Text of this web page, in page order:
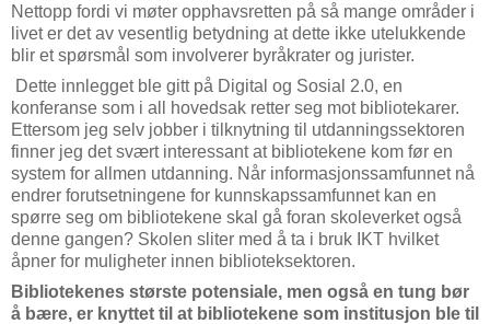
Nettopp fordi vi møter opphavsretten på så mange områder i
livet er det av vesentlig betydning at dette ikke utelukkende
blir et spørsmål som involverer byråkrater og jurister.
Dette innlegget ble gitt på Digital og Sosial 2.0, en
konferanse som i all hovedsak retter seg mot bibliotekarer.
Ettersom jeg selv jobber i tilknytning til utdanningssektoren
finner jeg det svært interessant at bibliotekene kom før en
system for allmen utdanning. Når informasjonssamfunnet nå
endrer forutsetningene for kunnskapssamfunnet kan en
spørre seg om bibliotekene skal gå foran skoleverket også
denne gangen? Skolen sliter med å ta i bruk IKT hvilket
åpner for muligheter innen biblioteksektoren.
Bibliotekenes største potensiale, men også en tung bør
å bære, er knyttet til at bibliotekene som institusjon ble til